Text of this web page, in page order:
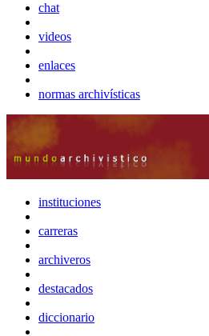
chat
videos
enlaces
normas archivísticas
instituciones
carreras
archiveros
destacados
diccionario